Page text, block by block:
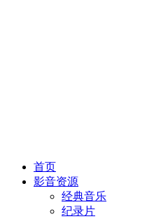
首页
影音资源
经典音乐
纪录片